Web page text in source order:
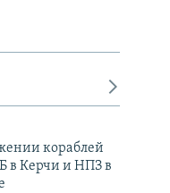
кораблей
в Керчи и НПЗ в